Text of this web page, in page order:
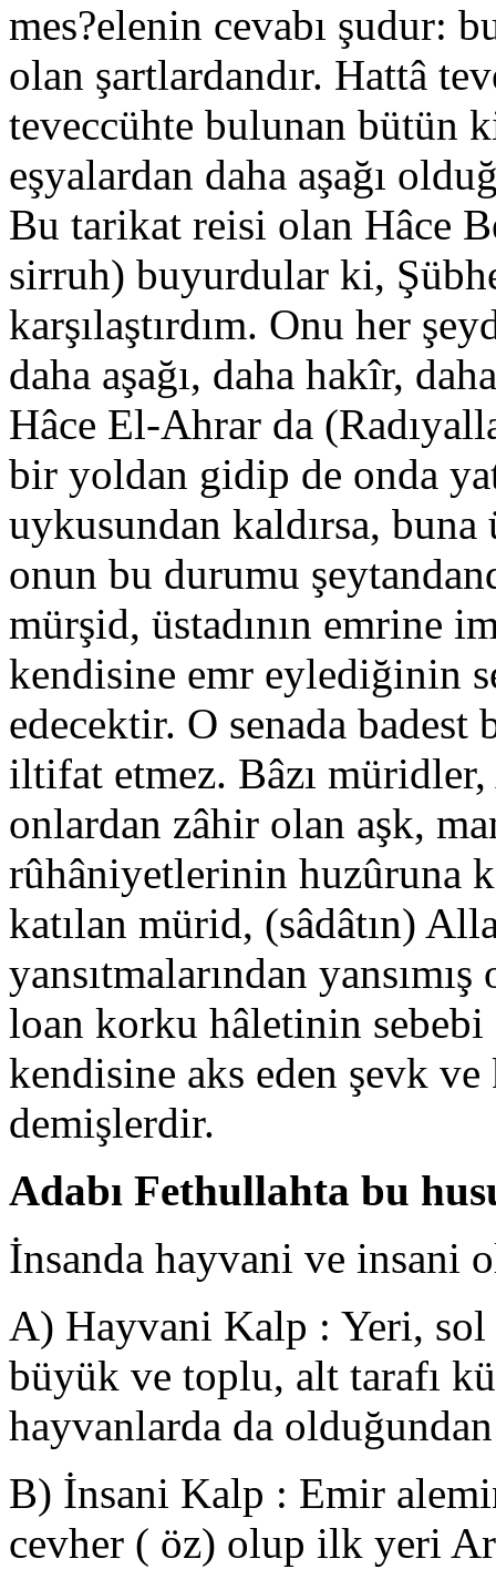
mes?elenin cevabı şudur:
olan şartlardandır. Hattâ
teveccühte bulunan bütün
eşyalardan daha aşağı
Bu tarikat reisi olan Hâce
sirruh) buyurdular ki,
karşılaştırdım. Onu her
daha aşağı, daha hakîr,
Hâce El-Ahrar da
bir yoldan gidip de onda
uykusundan kaldırsa,
onun bu durumu
mürşid, üstadının emrine
kendisine emr eylediğinin
edecektir. O senada badest
iltifat etmez. Bâzı
onlardan zâhir olan aşk,
rûhâniyetlerinin huzûruna
katılan mürid, (sâdâtın)
yansıtmalarından
loan korku hâletinin
kendisine aks eden şevk
demişlerdir.
Adabı Fethullahta bu
İnsanda hayvani ve insani
A) Hayvani Kalp : Yeri, sol
büyük ve toplu, alt tarafı
hayvanlarda da
B) İnsani Kalp : Emir
cevher ( öz) olup ilk yeri